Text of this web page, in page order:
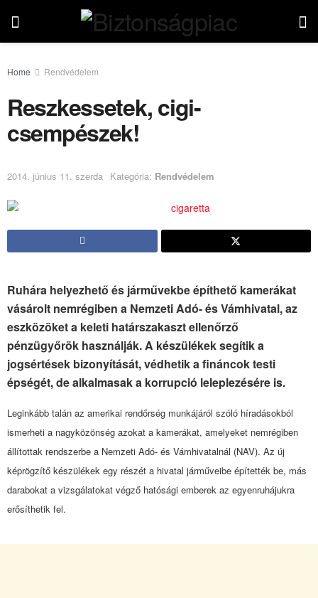
Home Rendvédelem
Reszkessetek, cigi-
csempészek!
2014. június 11. szerda Kategória: Rendvédelem
Ruhára helyezhető és járművekbe építhető kamerákat
vásárolt nemrégiben a Nemzeti Adó- és Vámhivatal, az
eszközöket a keleti határszakaszt ellenőrző
pénzügyőrök használják. A készülékek segítik a
jogsértések bizonyítását, védhetik a fináncok testi
épségét, de alkalmasak a korrupció leleplezésére is.
Leginkább talán az amerikai rendőrség munkájáról szóló híradásokból
ismerheti a nagyközönség azokat a kamerákat, amelyeket nemrégiben
állítottak rendszerbe a Nemzeti Adó- és Vámhivatalnál (NAV). Az új
képrögzítő készülékek egy részét a hivatal járműveibe építették be, más
darabokat a vizsgálatokat végző hatósági emberek az egyenruhájukra
erősíthetik fel.